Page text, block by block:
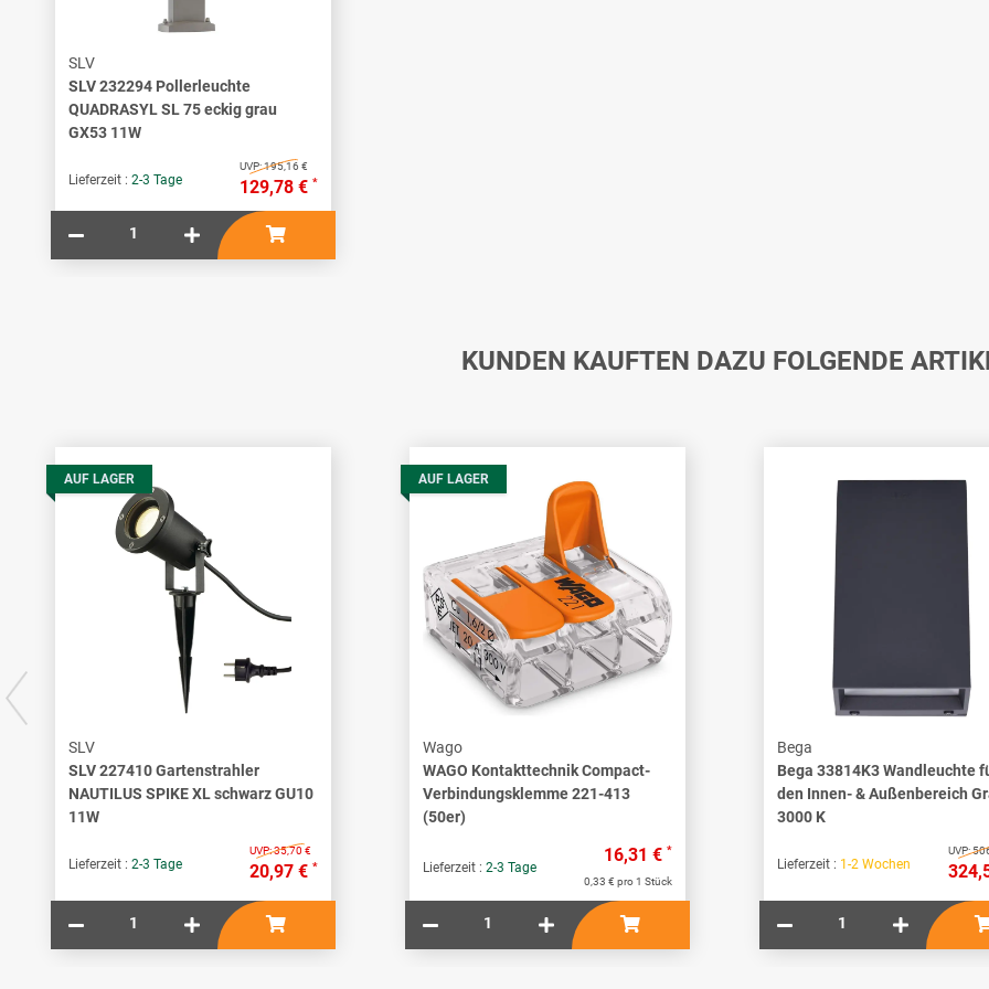
SLV
SLV 232294 Pollerleuchte
QUADRASYL SL 75 eckig grau
GX53 11W
Lieferzeit : 2-3 Tage
UVP:195,16 €
129,78 € *
KUNDEN KAUFTEN DAZU FOLGENDE
AUF LAGER
SLV
SLV 227410 Gartenstrahler
NAUTILUS SPIKE XL schwarz GU10
11W
Lieferzeit : 2-3 Tage
UVP:35,70 €
20,97 € *
AUF LAGER
Wago
WAGO Kontakttechnik Compact-
Verbindungsklemme 221-413
(50er)
Lieferzeit : 2-3 Tage
16,31 € *
0,33 € pro 1 Stück
Bega
Bega 33814K3 Wandleuchte
den Innen- & Außenbereich
3000 K
Lieferzeit : 1-2 Wochen
UVP: